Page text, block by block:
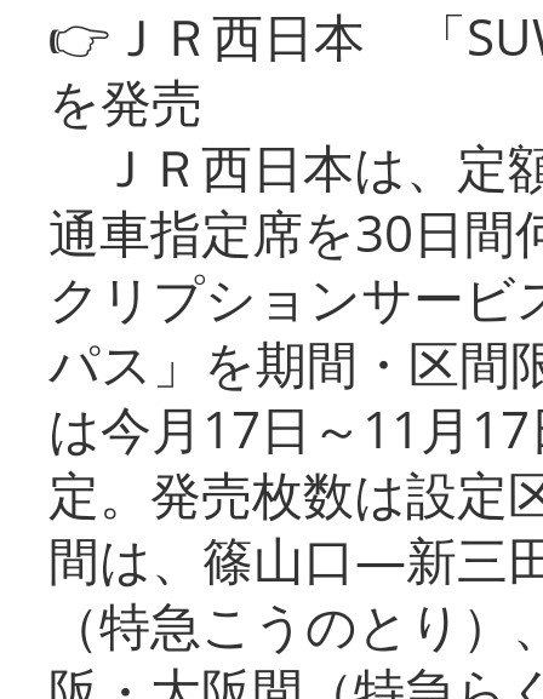
👉ＪＲ西日本 「
を発売
ＪＲ西日本は、定
通車指定席を30日間
クリプションサービ
パス」を期間・区間
は今月17日～11月
定。発売枚数は設定
間は、篠山口―新三
（特急こうのとり